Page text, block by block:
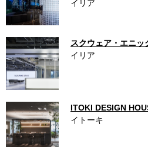
イリア
スクウェア・エニッ
イリア
ITOKI DESIGN
イトーキ